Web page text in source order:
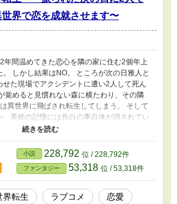
界で恋を成就させます〜
年間温めてきた恋心を隣の家に住む2個年上
しかし結果はNO。 ところが次の日雅人と
た現場でアクシデントに遭い2人して死ん
覚めると見慣れない森に横たわり、その隣
異世界に飛ばされ転生してしまう。 そして
、美姫の記憶には告白の事自体が消されてい
界で美姫を守ろうと奮闘する。その本心に
るのか？そして雅人と美姫の心を射とめるこ
小説 228,792 位 / 228,792件
ファンタジー 53,318 位 / 53,318件
界転生 ラブコメ
恋愛